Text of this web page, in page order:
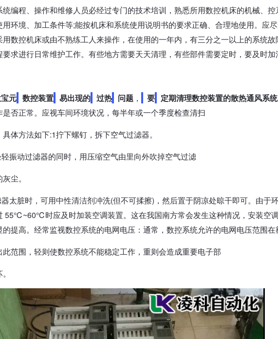
统编程、操作和维修人员必经过专门的技术培训，熟悉所用数控机床的机械、
用环境、加工条件等;能按机床和系统使用说明书的要求正确、合理地使用。应
用数控机床或由不熟练工人来操作，在使用的一年内，有三分之一以上的系统
要求进行日常维护工作。有些地方需要天天清理，有些部件需要定时，要及时加
元 数控装置 易出现的 过热 问题 ， 要 定期清理数控装置的散热通风系统
是否正常。应视车间环境状况，每半年或一个季度检查清扫
体方法如下:1拧下螺钉，拆下空气过滤器。
振动过滤器的同时，用压缩空气由里向外吹掉空气过滤
尘。
太脏时，可用中性清洁剂冲洗(但不可揉擦)，然后置于阴凉处晾干即可。由于
55℃~60℃时应及时加装空调装置。这在我国南方常会发生这种情况，安装空
的提高。经常监视数控系统的电网电压：通常，数控系统允许的电网电压范围
此范围，轻则使数控系统不能稳定工作，重则会造成重要电子部